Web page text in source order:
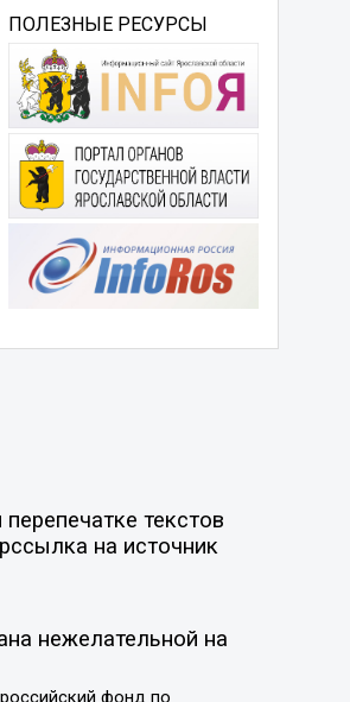
ПОЛЕЗНЫЕ РЕСУРСЫ
текстов
на источник
нежелательной на
фонд по